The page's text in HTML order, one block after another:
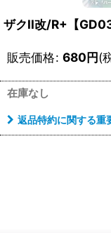
ザクII改/R+【
販売価格: 680円(
在庫なし
返品特約に関する重